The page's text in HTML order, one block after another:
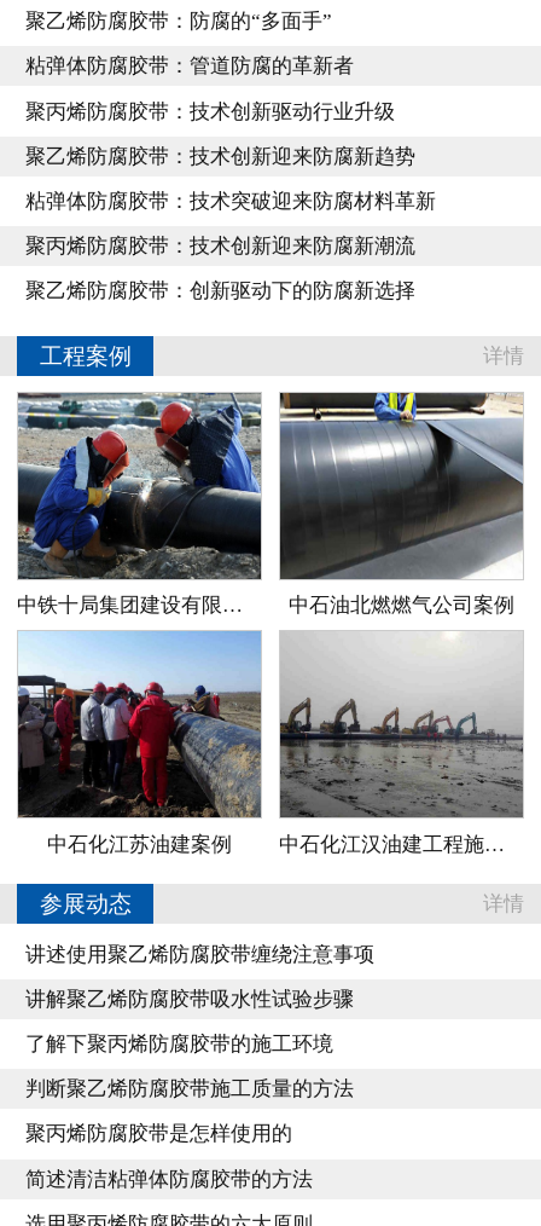
聚乙烯防腐胶带：防腐的“多面手”
粘弹体防腐胶带：管道防腐的革新者
聚丙烯防腐胶带：技术创新驱动行业升级
聚乙烯防腐胶带：技术创新迎来防腐新趋势
粘弹体防腐胶带：技术突破迎来防腐材料革新
聚丙烯防腐胶带：技术创新迎来防腐新潮流
聚乙烯防腐胶带：创新驱动下的防腐新选择
工程案例 详情
中铁十局集团建设有限公司案例 中石油北燃燃气公司案例
中石化江苏油建案例 中石化江汉油建工程施工案例
参展动态 详情
讲述使用聚乙烯防腐胶带缠绕注意事项
讲解聚乙烯防腐胶带吸水性试验步骤
了解下聚丙烯防腐胶带的施工环境
判断聚乙烯防腐胶带施工质量的方法
聚丙烯防腐胶带是怎样使用的
简述清洁粘弹体防腐胶带的方法